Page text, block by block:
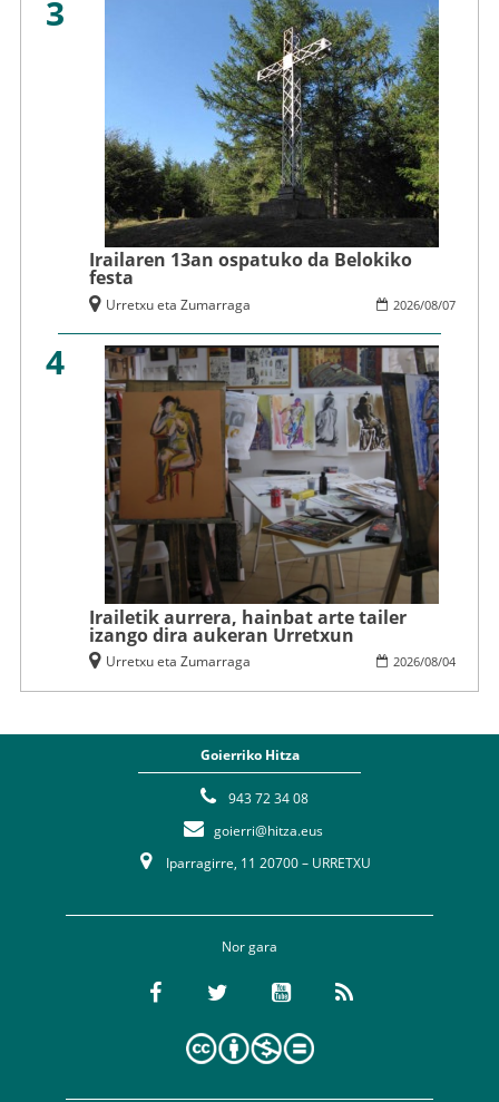
3
Irailaren 13an ospatuko da Belokiko
festa
2026/08/07
Urretxu eta Zumarraga
4
Irailetik aurrera, hainbat arte tailer
izango dira aukeran Urretxun
2026/08/04
Urretxu eta Zumarraga
Goierriko Hitza
943 72 34 08
goierri@hitza.eus
Iparragirre, 11 20700 – URRETXU
Nor gara